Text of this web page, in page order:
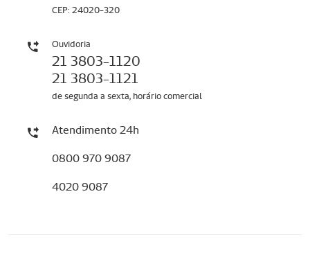
CEP: 24020-320
Ouvidoria
21 3803-1120
21 3803-1121
de segunda a sexta, horário comercial
Atendimento 24h
0800 970 9087
4020 9087